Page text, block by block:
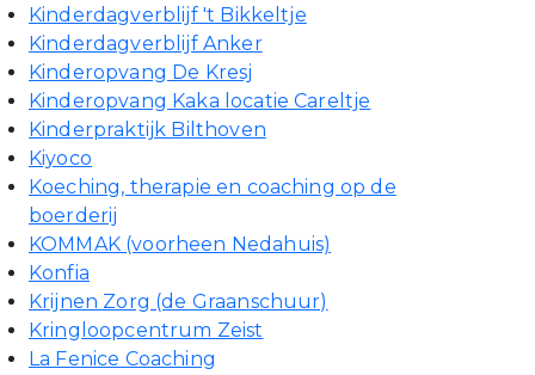
Kinderdagverblijf 't Bikkeltje
Kinderdagverblijf Anker
Kinderopvang De Kresj
Kinderopvang Kaka locatie Careltje
Kinderpraktijk Bilthoven
Kiyoco
Koeching, therapie en coaching op de
boerderij
KOMMAK (voorheen Nedahuis)
Konfia
Krijnen Zorg (de Graanschuur)
Kringloopcentrum Zeist
La Fenice Coaching